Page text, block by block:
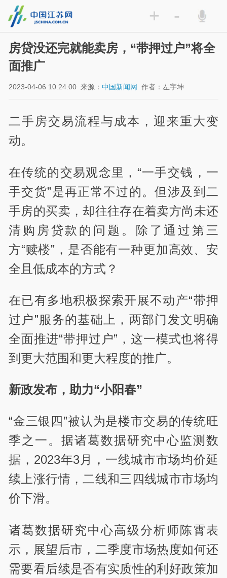
+ -
房贷没还完就能卖房，“带押过户”将全
面推广
2023-04-06 10:24:00 来源：中国新闻网 作者：左宇坤
二手房交易流程与成本，迎来重大变
动。
在传统的交易观念里，“一手交钱，一
手交货”是再正常不过的。但涉及到二
手房的买卖，却往往存在着卖方尚未还
清购房贷款的问题。除了通过第三
方“赎楼”，是否能有一种更加高效、安
全且低成本的方式？
在已有多地积极探索开展不动产“带押
过户”服务的基础上，两部门发文明确
全面推进“带押过户”，这一模式也将得
到更大范围和更大程度的推广。
新政发布，助力“小阳春”
“金三银四”被认为是楼市交易的传统旺
季之一。据诸葛数据研究中心监测数
据，2023年3月，一线城市市场均价延
续上涨行情，二线和三四线城市市场均
价下滑。
诸葛数据研究中心高级分析师陈霄表
示，展望后市，二季度市场热度如何还
需要看后续是否有实质性的利好政策加